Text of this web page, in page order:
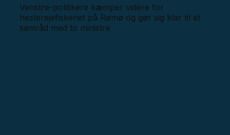
Venstre-politikere kæmper videre for
hesterejefiskeriet på Rømø og gør sig klar til et
samråd med to ministre